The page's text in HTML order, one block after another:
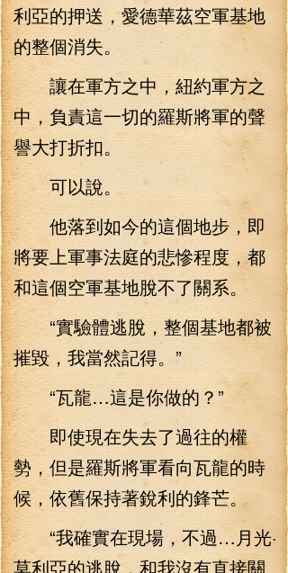
利亞的押送，愛德華茲空軍基地
的整個消失。
讓在軍方之中，紐約軍方之
中，負責這一切的羅斯將軍的聲
譽大打折扣。
可以說。
他落到如今的這個地步，即
將要上軍事法庭的悲慘程度，都
和這個空軍基地脫不了關系。
“實驗體逃脫，整個基地都被
摧毀，我當然記得。”
“瓦龍…這是你做的？”
即使現在失去了過往的權
勢，但是羅斯將軍看向瓦龍的時
候，依舊保持著銳利的鋒芒。
“我確實在現場，不過…月光·
莫利亞的逃脫，和我沒有直接關